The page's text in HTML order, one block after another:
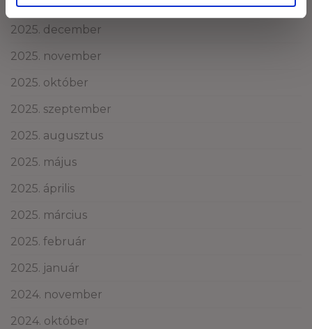
2026. január
2025. december
2025. november
2025. október
2025. szeptember
2025. augusztus
2025. május
2025. április
2025. március
2025. február
2025. január
2024. november
2024. október